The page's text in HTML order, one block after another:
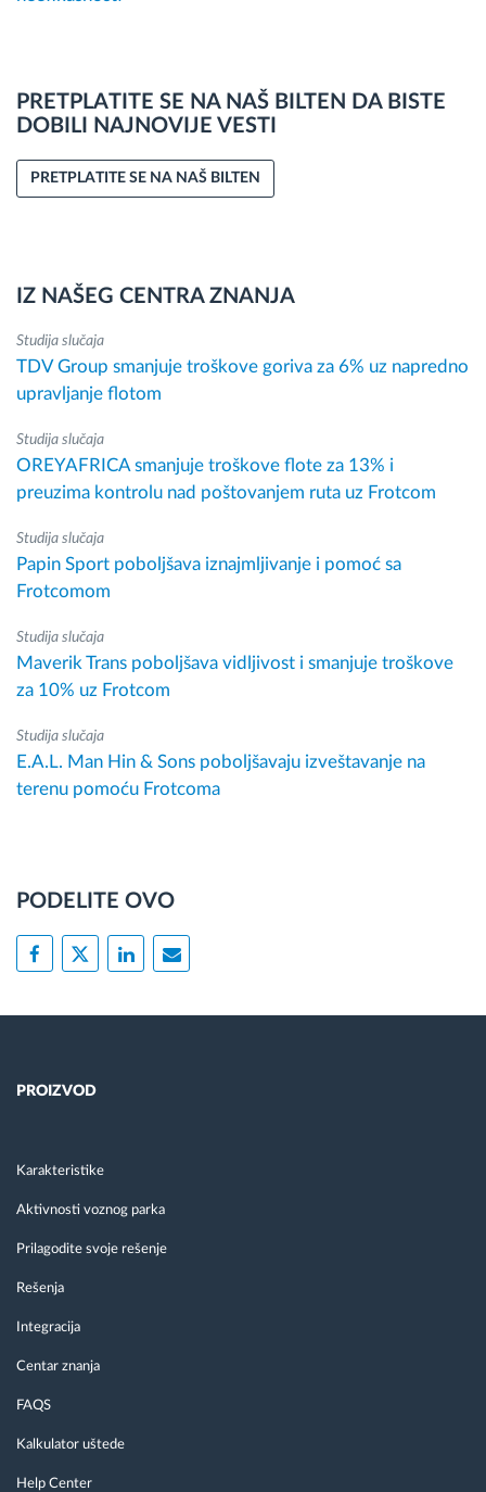
PRETPLATITE SE NA NAŠ BILTEN DA BISTE
DOBILI NAJNOVIJE VESTI
PRETPLATITE SE NA NAŠ BILTEN
IZ NAŠEG CENTRA ZNANJA
Studija slučaja
TDV Group smanjuje troškove goriva za 6% uz napredno
upravljanje flotom
Studija slučaja
OREYAFRICA smanjuje troškove flote za 13% i
preuzima kontrolu nad poštovanjem ruta uz Frotcom
Studija slučaja
Papin Sport poboljšava iznajmljivanje i pomoć sa
Frotcomom
Studija slučaja
Maverik Trans poboljšava vidljivost i smanjuje troškove
za 10% uz Frotcom
Studija slučaja
E.A.L. Man Hin & Sons poboljšavaju izveštavanje na
terenu pomoću Frotcoma
PODELITE OVO
PROIZVOD
Karakteristike
Aktivnosti voznog parka
Prilagodite svoje rešenje
Rešenja
Integracija
Centar znanja
FAQS
Kalkulator uštede
Help Center